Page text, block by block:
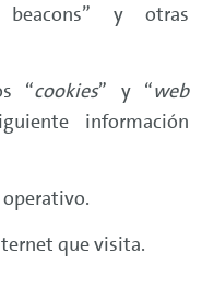
beacons” y otras
“cookies” y “web
información
que visita.